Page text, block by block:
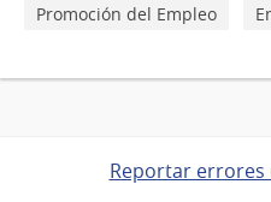
Promoción del Empleo
Reportar